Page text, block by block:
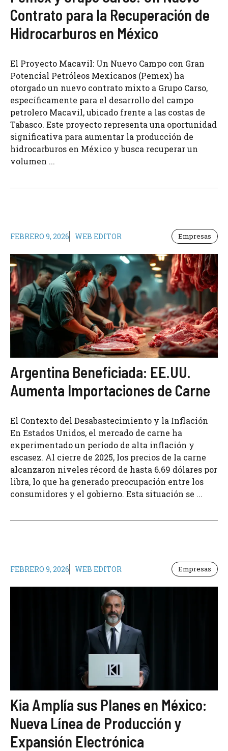
Contrato para la Recuperación de
Hidrocarburos en México
El Proyecto Macavil: Un Nuevo Campo con Gran
Potencial Petróleos Mexicanos (Pemex) ha
otorgado un nuevo contrato mixto a Grupo Carso,
específicamente para el desarrollo del campo
petrolero Macavil, ubicado frente a las costas de
Tabasco. Este proyecto representa una oportunidad
significativa para aumentar la producción de
hidrocarburos en México y busca recuperar un
volumen ...
FEBRERO 9, 2026 WEB EDITOR Empresas
Argentina Beneficiada: EE.UU.
Aumenta Importaciones de Carne
El Contexto del Desabastecimiento y la Inflación
En Estados Unidos, el mercado de carne ha
experimentado un período de alta inflación y
escasez. Al cierre de 2025, los precios de la carne
alcanzaron niveles récord de hasta 6.69 dólares por
libra, lo que ha generado preocupación entre los
consumidores y el gobierno. Esta situación se ...
FEBRERO 9, 2026 WEB EDITOR Empresas
Kia Amplía sus Planes en México:
Nueva Línea de Producción y
Expansión Electrónica